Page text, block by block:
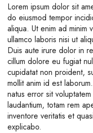
Lorem ipsum dolor sit
do eiusmod tempor
aliqua. Ut enim ad minim
ullamco laboris nisi ut
Duis aute irure dolor in
cillum dolore eu fugiat
cupidatat non proident,
mollit anim id est
natus error sit
laudantium, totam rem
inventore veritatis et
explicabo.